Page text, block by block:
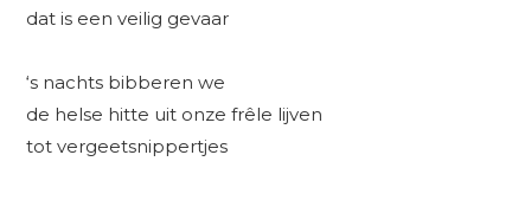
dat is een veilig gevaar
‘s nachts bibberen we
de helse hitte uit onze frêle lijven
tot vergeetsnippertjes